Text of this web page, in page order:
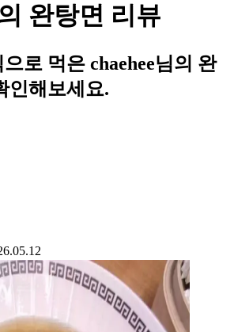
완탕면 리뷰
로 먹은 chaehee님의 완
인해보세요.